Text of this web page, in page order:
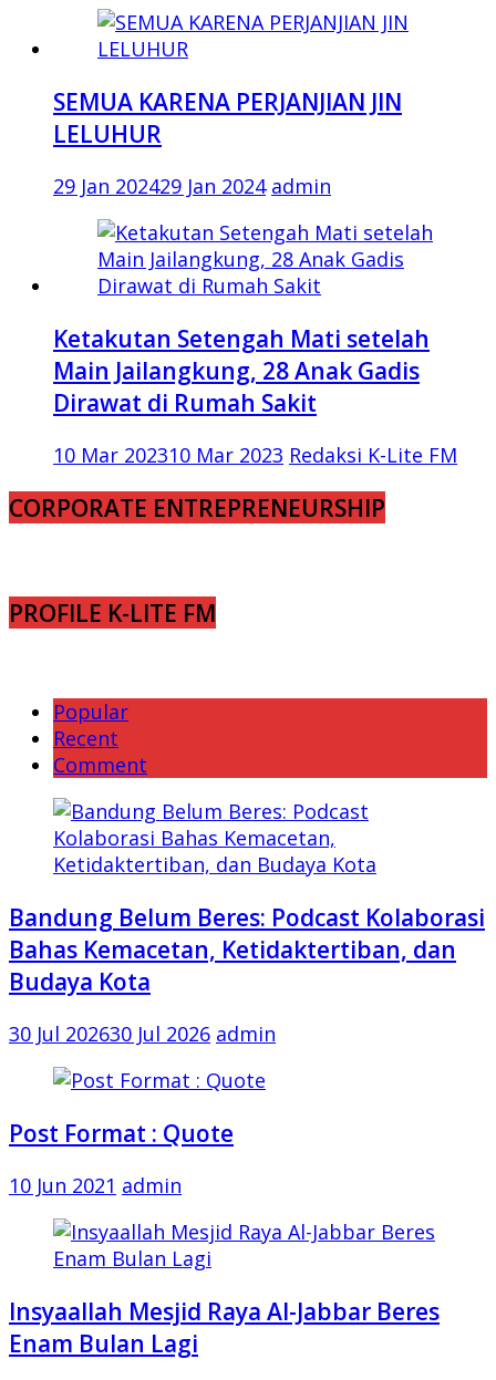
SEMUA KARENA PERJANJIAN JIN
LELUHUR
29 Jan 202429 Jan 2024 admin
Ketakutan Setengah Mati setelah
Main Jailangkung, 28 Anak Gadis
Dirawat di Rumah Sakit
10 Mar 202310 Mar 2023 Redaksi K-Lite FM
CORPORATE ENTREPRENEURSHIP
PROFILE K-LITE FM
Popular
Recent
Comment
Bandung Belum Beres: Podcast Kolaborasi
Bahas Kemacetan, Ketidaktertiban, dan
Budaya Kota
30 Jul 202630 Jul 2026 admin
Post Format : Quote
10 Jun 2021 admin
Insyaallah Mesjid Raya Al-Jabbar Beres
Enam Bulan Lagi